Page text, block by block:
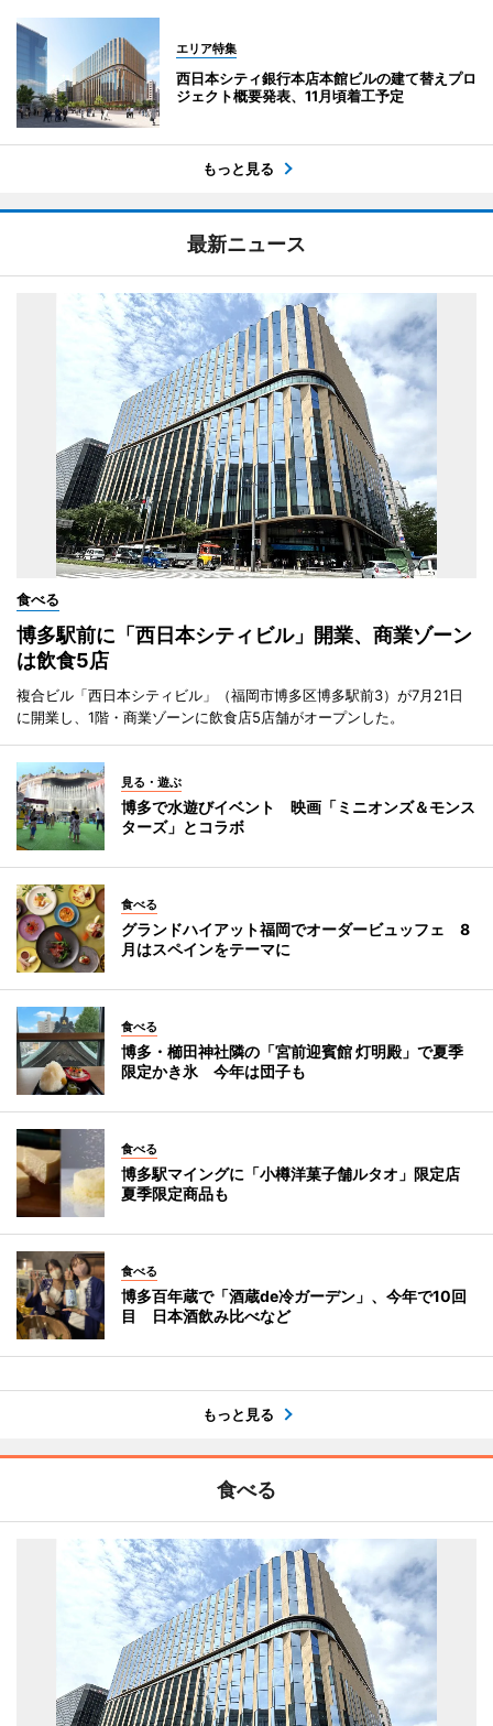
エリア特集
西日本シティ銀行本店本館ビルの建て替えプロ
ジェクト概要発表、11月頃着工予定
もっと見る
最新ニュース
食べる
博多駅前に「西日本シティビル」開業、商業ゾーン
は飲食5店
複合ビル「西日本シティビル」（福岡市博多区博多駅前3）が7月21日
に開業し、1階・商業ゾーンに飲食店5店舗がオープンした。
見る・遊ぶ
博多で水遊びイベント 映画「ミニオンズ＆モンス
ターズ」とコラボ
食べる
グランドハイアット福岡でオーダービュッフェ 8
月はスペインをテーマに
食べる
博多・櫛田神社隣の「宮前迎賓館 灯明殿」で夏季
限定かき氷 今年は団子も
食べる
博多駅マイングに「小樽洋菓子舗ルタオ」限定店
夏季限定商品も
食べる
博多百年蔵で「酒蔵de冷ガーデン」、今年で10回
目 日本酒飲み比べなど
もっと見る
食べる